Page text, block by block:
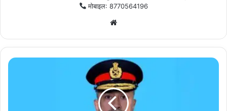
मोबाइल: 8770564196
Website